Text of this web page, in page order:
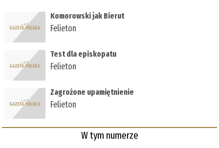
Komorowski jak Bierut
Felieton
Test dla episkopatu
Felieton
Zagrożone upamiętnienie
Felieton
W tym numerze